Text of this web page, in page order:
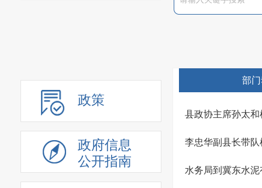
政策
政府信息
公开指南
部
县政协主席孙太
李忠华副县长带
水务局到冀东水